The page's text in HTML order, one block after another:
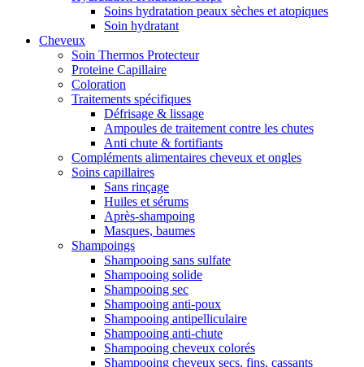
Soins hydratation peaux sèches et atopiques
Soin hydratant
Cheveux
Soin Thermos Protecteur
Proteine Capillaire
Coloration
Traitements spécifiques
Défrisage & lissage
Ampoules de traitement contre les chutes
Anti chute & fortifiants
Compléments alimentaires cheveux et ongles
Soins capillaires
Sans rinçage
Huiles et sérums
Après-shampoing
Masques, baumes
Shampoings
Shampooing sans sulfate
Shampooing solide
Shampooing sec
Shampooing anti-poux
Shampooing antipelliculaire
Shampooing anti-chute
Shampooing cheveux colorés
Shampooing cheveux secs, fins, cassants